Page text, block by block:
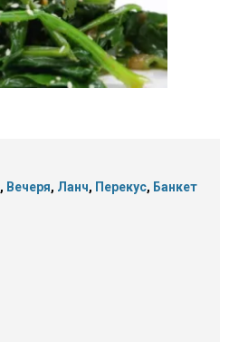
, Вечеря, Ланч, Перекус, Банкет